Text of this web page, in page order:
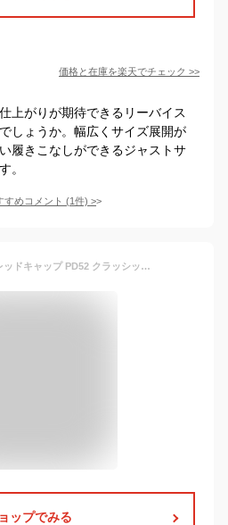
価格と在庫を楽天でチェック >>
上がりが期待できるリーバイス
しょうか。幅広くサイズ展開が
履きこなしができるジャストサ
。
すめコメント (1件) >
【あす楽】RED KAP レッドキャップ PD52 クラッシック リジッドジーンズ デニムパンツ【T】｜メンズ カジュアル ストレート 生デニム ノンウォッシュ ジーパン ズボン 大きいサイズ アメカジ ブランド おしゃれ
ップでみる